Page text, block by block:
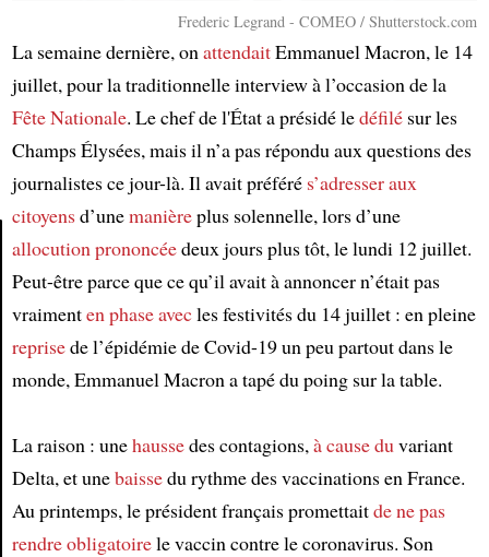
Article
Frederic Legrand - COMEO / Shutterstock.com
La semaine dernière, onattendaitEmmanuel Macron, le 14
juillet, pour la traditionnelle interview à l’occasion de la
Fête Nationale. Le chef de l'État a présidé ledéfilésur les
Champs Élysées, mais il n’a pas répondu aux questions des
journalistes ce jour-là. Il avait préféré s’adresser aux
citoyensd’unemanièreplus solennelle, lors d’une
allocutionprononcéedeux jours plus tôt, le lundi 12 juillet.
Peut-être parce que ce qu’il avait à annoncer n’était pas
vraimenten phase avecles festivités du 14 juillet : en pleine
reprisede l’épidémie de Covid-19 un peu partout dans le
monde, Emmanuel Macron a tapé du poing sur la table.
La raison : unehaussedes contagions,à cause duvariant
Delta, et unebaissedu rythme des vaccinations en France.
Au printemps, le président français promettaitde ne pas
rendreobligatoirele vaccin contre le coronavirus. Son